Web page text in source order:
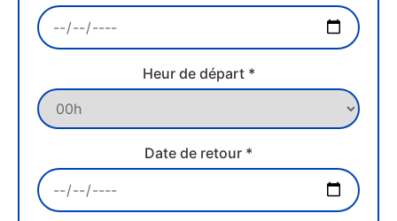
Heur de départ *
Date de retour *